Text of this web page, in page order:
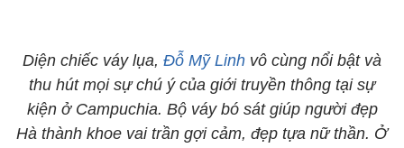
Diện chiếc váy lụa, Đỗ Mỹ Linh vô cùng nổi bật và
thu hút mọi sự chú ý của giới truyền thông tại sự
kiện ở Campuchia. Bộ váy bó sát giúp người đẹp
Hà thành khoe vai trần gợi cảm, đẹp tựa nữ thần. Ở